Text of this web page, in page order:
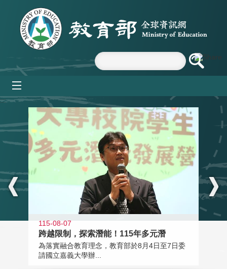
跳到主要內容區塊
:::
115-08-07
跨越限制，探索潛能！115年多元潛
為落實融合教育理念，教育部於8月4日至7日委
請國立嘉義大學辦...